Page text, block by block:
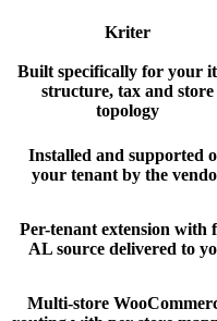
Kriter
Built specifically for your
structure, tax and store
topology
Installed and supported
your tenant by the
Per-tenant extension with
AL source delivered to
Multi-store